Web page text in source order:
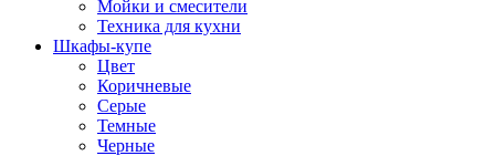
Мойки и смесители
Техника для кухни
Шкафы-купе
Цвет
Коричневые
Серые
Темные
Черные